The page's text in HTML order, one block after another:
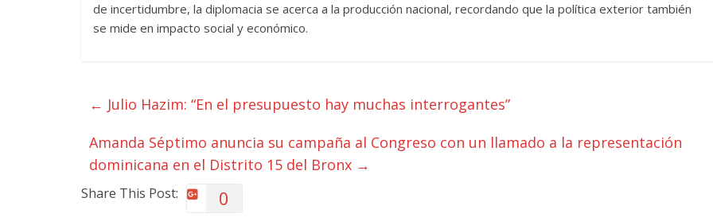
de incertidumbre, la diplomacia se acerca a la producción nacional, recordando que la política exterior también
se mide en impacto social y económico.
← Julio Hazim: “En el presupuesto hay muchas interrogantes”
Amanda Séptimo anuncia su campaña al Congreso con un llamado a la representación
dominicana en el Distrito 15 del Bronx →
Share This Post: 0